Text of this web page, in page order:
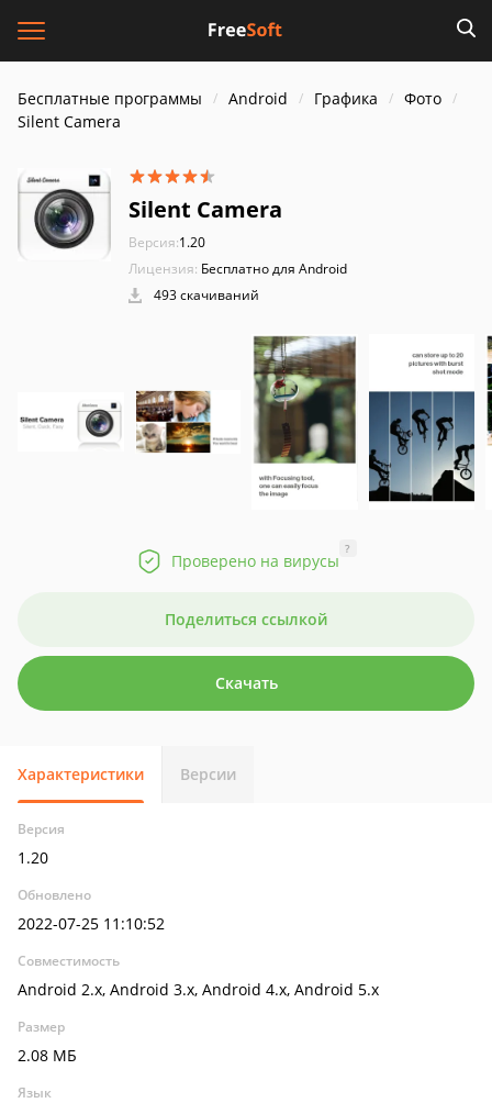
Бесплатные программы Android Графика
Фото
Silent Camera
Silent Camera
Версия:1.20
Лицензия: Бесплатно для Android
493 скачиваний
Проверено на вирусы
?
Поделиться ссылкой
Скачать
Характеристики Версии
Версия
1.20
Обновлено
2022-07-25 11:10:52
Совместимость
Android 2.x, Android 3.x, Android 4.x, Android 5.x
Размер
2.08 МБ
Язык